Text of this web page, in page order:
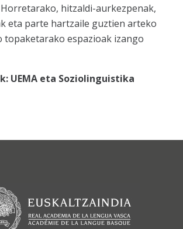
hitzaldi-aurkezpenak,
eta parte hartzaile guztien arteko
topaketarako espazioak izango
UEMA eta Soziolinguistika